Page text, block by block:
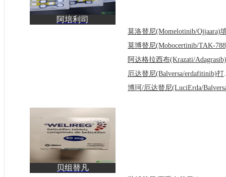
阿培利司
贝组替凡